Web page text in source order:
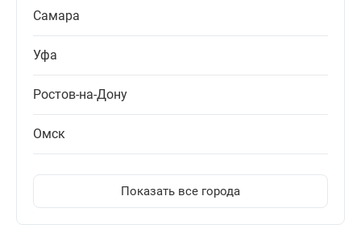
Самара
Уфа
Ростов-на-Дону
Омск
Показать все города